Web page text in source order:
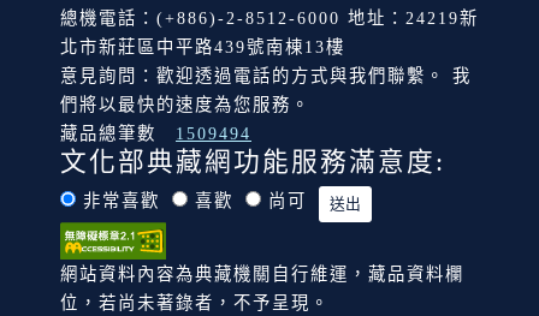
總機電話：(+886)-2-8512-6000 地址：24219新
北市新莊區中平路439號南棟13樓
意見詢問：歡迎透過電話的方式與我們聯繫。 我
們將以最快的速度為您服務。
藏品總筆數
1509494
文化部典藏網功能服務滿意度:
非常喜歡 喜歡 尚可
網站資料內容為典藏機關自行維運，藏品資料欄
位，若尚未著錄者，不予呈現。